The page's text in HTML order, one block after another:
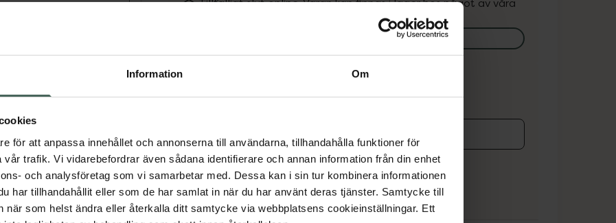
Information Om
för att anpassa innehållet och annonserna till användarna, tillhandahålla funktioner för
trafik. Vi vidarebefordrar även sådana identifierare och annan information från din enhet
och analysföretag som vi samarbetar med. Dessa kan i sin tur kombinera informationen
har tillhandahållit eller som de har samlat in när du har använt deras tjänster. Samtycke till
när som helst ändra eller återkalla ditt samtycke via webbplatsens cookieinställningar. Ett
Tillfälligt slut online. Varan kan finnas i lager hos något av våra
Se lagerstatus på apotek
Jag accepterar villkoren
Spara
passform med
Visa